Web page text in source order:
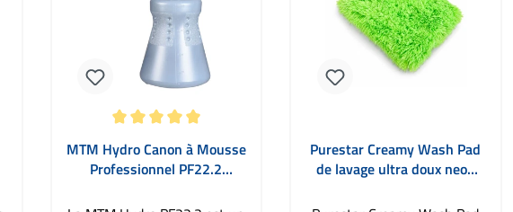
Note moyenne de 5 sur 5 étoiles
MTM Hydro Canon à Mousse
Professionnel PF22.2
Purestar Creamy Wash Pad
de lavage ultra doux neon